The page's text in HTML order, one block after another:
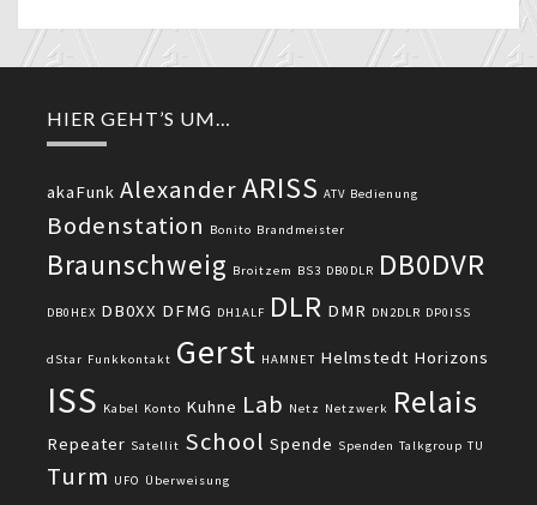
HIER GEHT’S UM…
akaFunk AlexanderARISS ATV Bedienung
Bodenstation Bonito Brandmeister
Braunschweig Broitzem BS3 DB0DLR DB0DVR
DB0HEX DB0XX DFMG DH1ALF DLR DMR DN2DLR DP0ISS
dStar Funkkontakt Gerst HAMNET Helmstedt Horizons
ISS Kabel Konto Kuhne Lab Netz Netzwerk Relais
Repeater Satellit School Spende Spenden Talkgroup TU
Turm UFO Überweisung